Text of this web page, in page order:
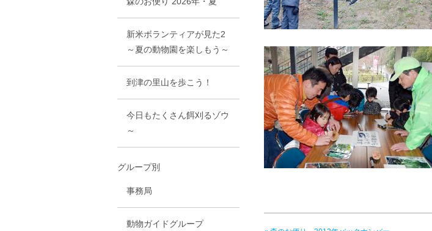
新米ボランティアが見た2
～夏の動物園を楽しもう～
到津の里山を歩こう！
今日もたくさん餌刈るゾウ
～
グループ別
事務局
動物ガイドグループ